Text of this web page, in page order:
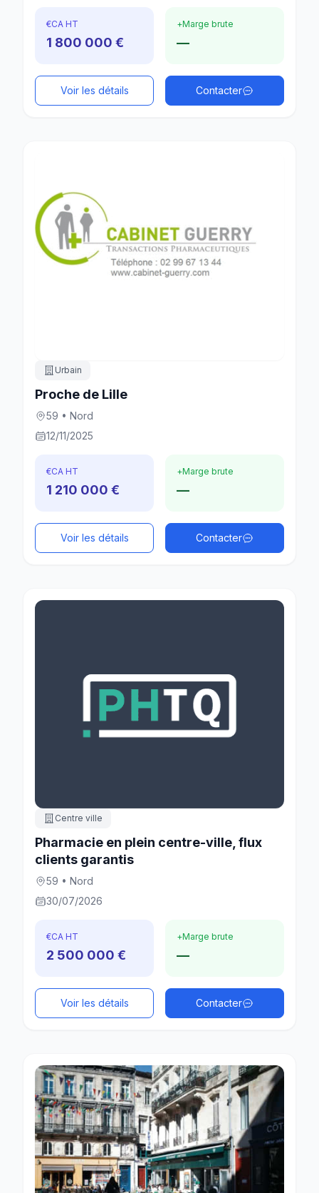
€CA HT
1 800 000 €
+Marge brute
—
Voir les détails Contacter
Urbain
Proche de Lille
59 • Nord
12/11/2025
€CA HT
1 210 000 €
+Marge brute
—
Voir les détails Contacter
Centre ville
Pharmacie en plein centre-ville, flux
clients garantis
59 • Nord
30/07/2026
€CA HT
2 500 000 €
+Marge brute
—
Voir les détails Contacter